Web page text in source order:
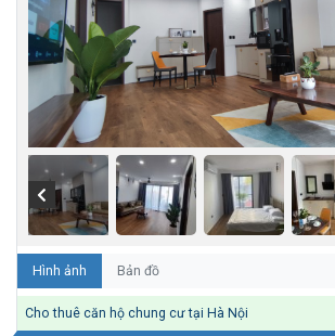
Hình ảnh Bản đồ
Cho thuê căn hộ chung cư tại Hà Nội